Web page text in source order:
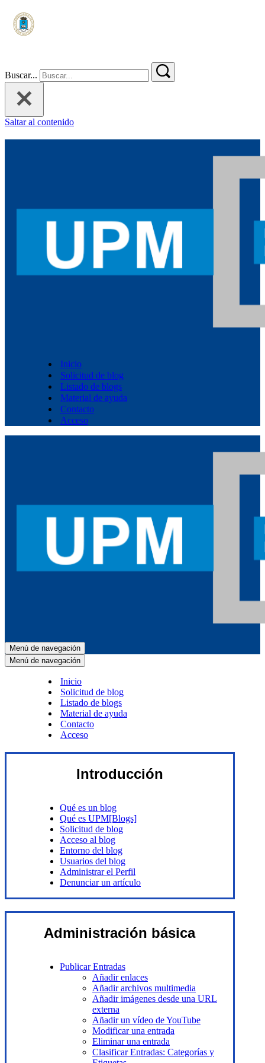
Buscar...
Saltar al contenido
Inicio
Solicitud de blog
Listado de blogs
Material de ayuda
Contacto
Acceso
Menú de navegación
Menú de navegación
Inicio
Solicitud de blog
Listado de blogs
Material de ayuda
Contacto
Acceso
Introducción
Qué es un blog
Qué es UPM[Blogs]
Solicitud de blog
Acceso al blog
Entorno del blog
Usuarios del blog
Administrar el Perfil
Denunciar un artículo
Administración básica
Publicar Entradas
Añadir enlaces
Añadir archivos multimedia
Añadir imágenes desde una URL
externa
Añadir un vídeo de YouTube
Modificar una entrada
Eliminar una entrada
Clasificar Entradas: Categorías y